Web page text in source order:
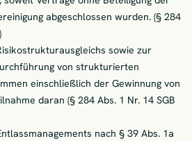
abgeschlossen wurden. (§ 284
sowie zur
von strukturierten
einschließlich der Gewinnung von
daran (§ 284 Abs. 1 Nr. 14 SGB
nach § 39 Abs. 1a